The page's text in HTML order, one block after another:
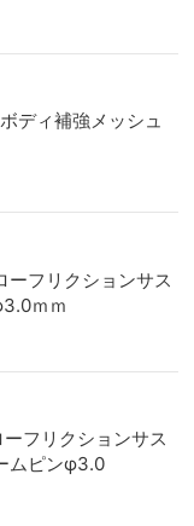
ディ補強メッシュ
ーフリクションサス
ｍｍ
フリクションサス
ムピンφ3.0